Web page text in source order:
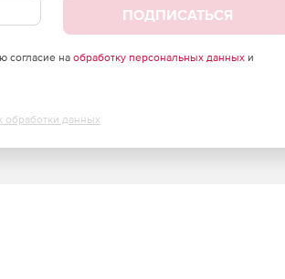
ПОДПИСАТЬСЯ
согласие на обработку персональных данныхи
обработки данных